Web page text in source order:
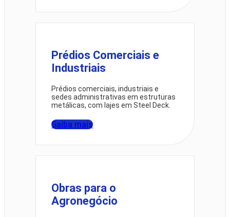
Prédios Comerciais e
Industriais
Prédios comerciais, industriais e
sedes administrativas em estruturas
metálicas, com lajes em Steel Deck.
Saiba mais
Obras para o
Agronegócio